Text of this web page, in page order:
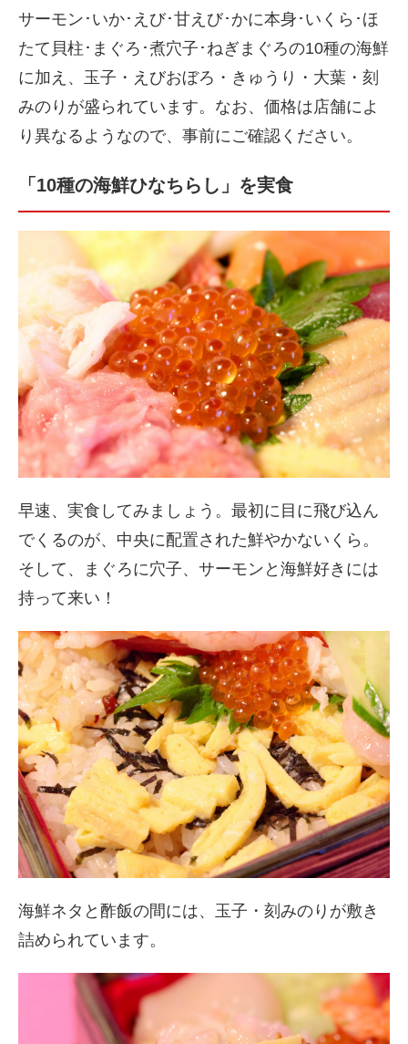
サーモン･いか･えび･甘えび･かに本身･いくら･ほ
たて貝柱･まぐろ･煮穴子･ねぎまぐろの10種の海鮮
に加え、玉子・えびおぼろ・きゅうり・大葉・刻
みのりが盛られています。なお、価格は店舗によ
り異なるようなので、事前にご確認ください。
「10種の海鮮ひなちらし」を実食
早速、実食してみましょう。最初に目に飛び込ん
でくるのが、中央に配置された鮮やかないくら。
そして、まぐろに穴子、サーモンと海鮮好きには
持って来い！
海鮮ネタと酢飯の間には、玉子・刻みのりが敷き
詰められています。